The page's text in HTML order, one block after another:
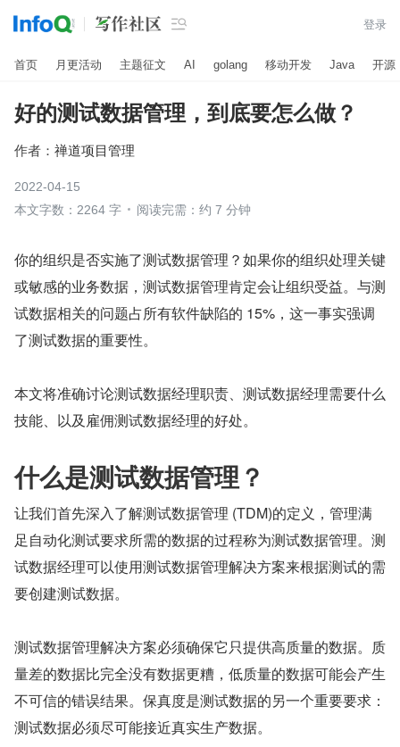
 登录
首页 月更活动 主题征文 AI golang 移动开发 Java 开源
好的测试数据管理，到底要怎么做？
作者： 禅道项目管理
2022-04-15
本文字数：2264 字
阅读完需：约 7 分钟
你的组织是否实施了测试数据管理？如果你的组织处理关键
或敏感的业务数据，测试数据管理肯定会让组织受益。与测
试数据相关的问题占所有软件缺陷的 15%，这一事实强调
了测试数据的重要性。
本文将准确讨论测试数据经理职责、测试数据经理需要什么
技能、以及雇佣测试数据经理的好处。
什么是测试数据管理？
让我们首先深入了解测试数据管理 (TDM)的定义，管理满
足自动化测试要求所需的数据的过程称为测试数据管理。测
试数据经理可以使用测试数据管理解决方案来根据测试的需
要创建测试数据。
测试数据管理解决方案必须确保它只提供高质量的数据。质
量差的数据比完全没有数据更糟，低质量的数据可能会产生
不可信的错误结果。保真度是测试数据的另一个重要要求：
测试数据必须尽可能接近真实生产数据。